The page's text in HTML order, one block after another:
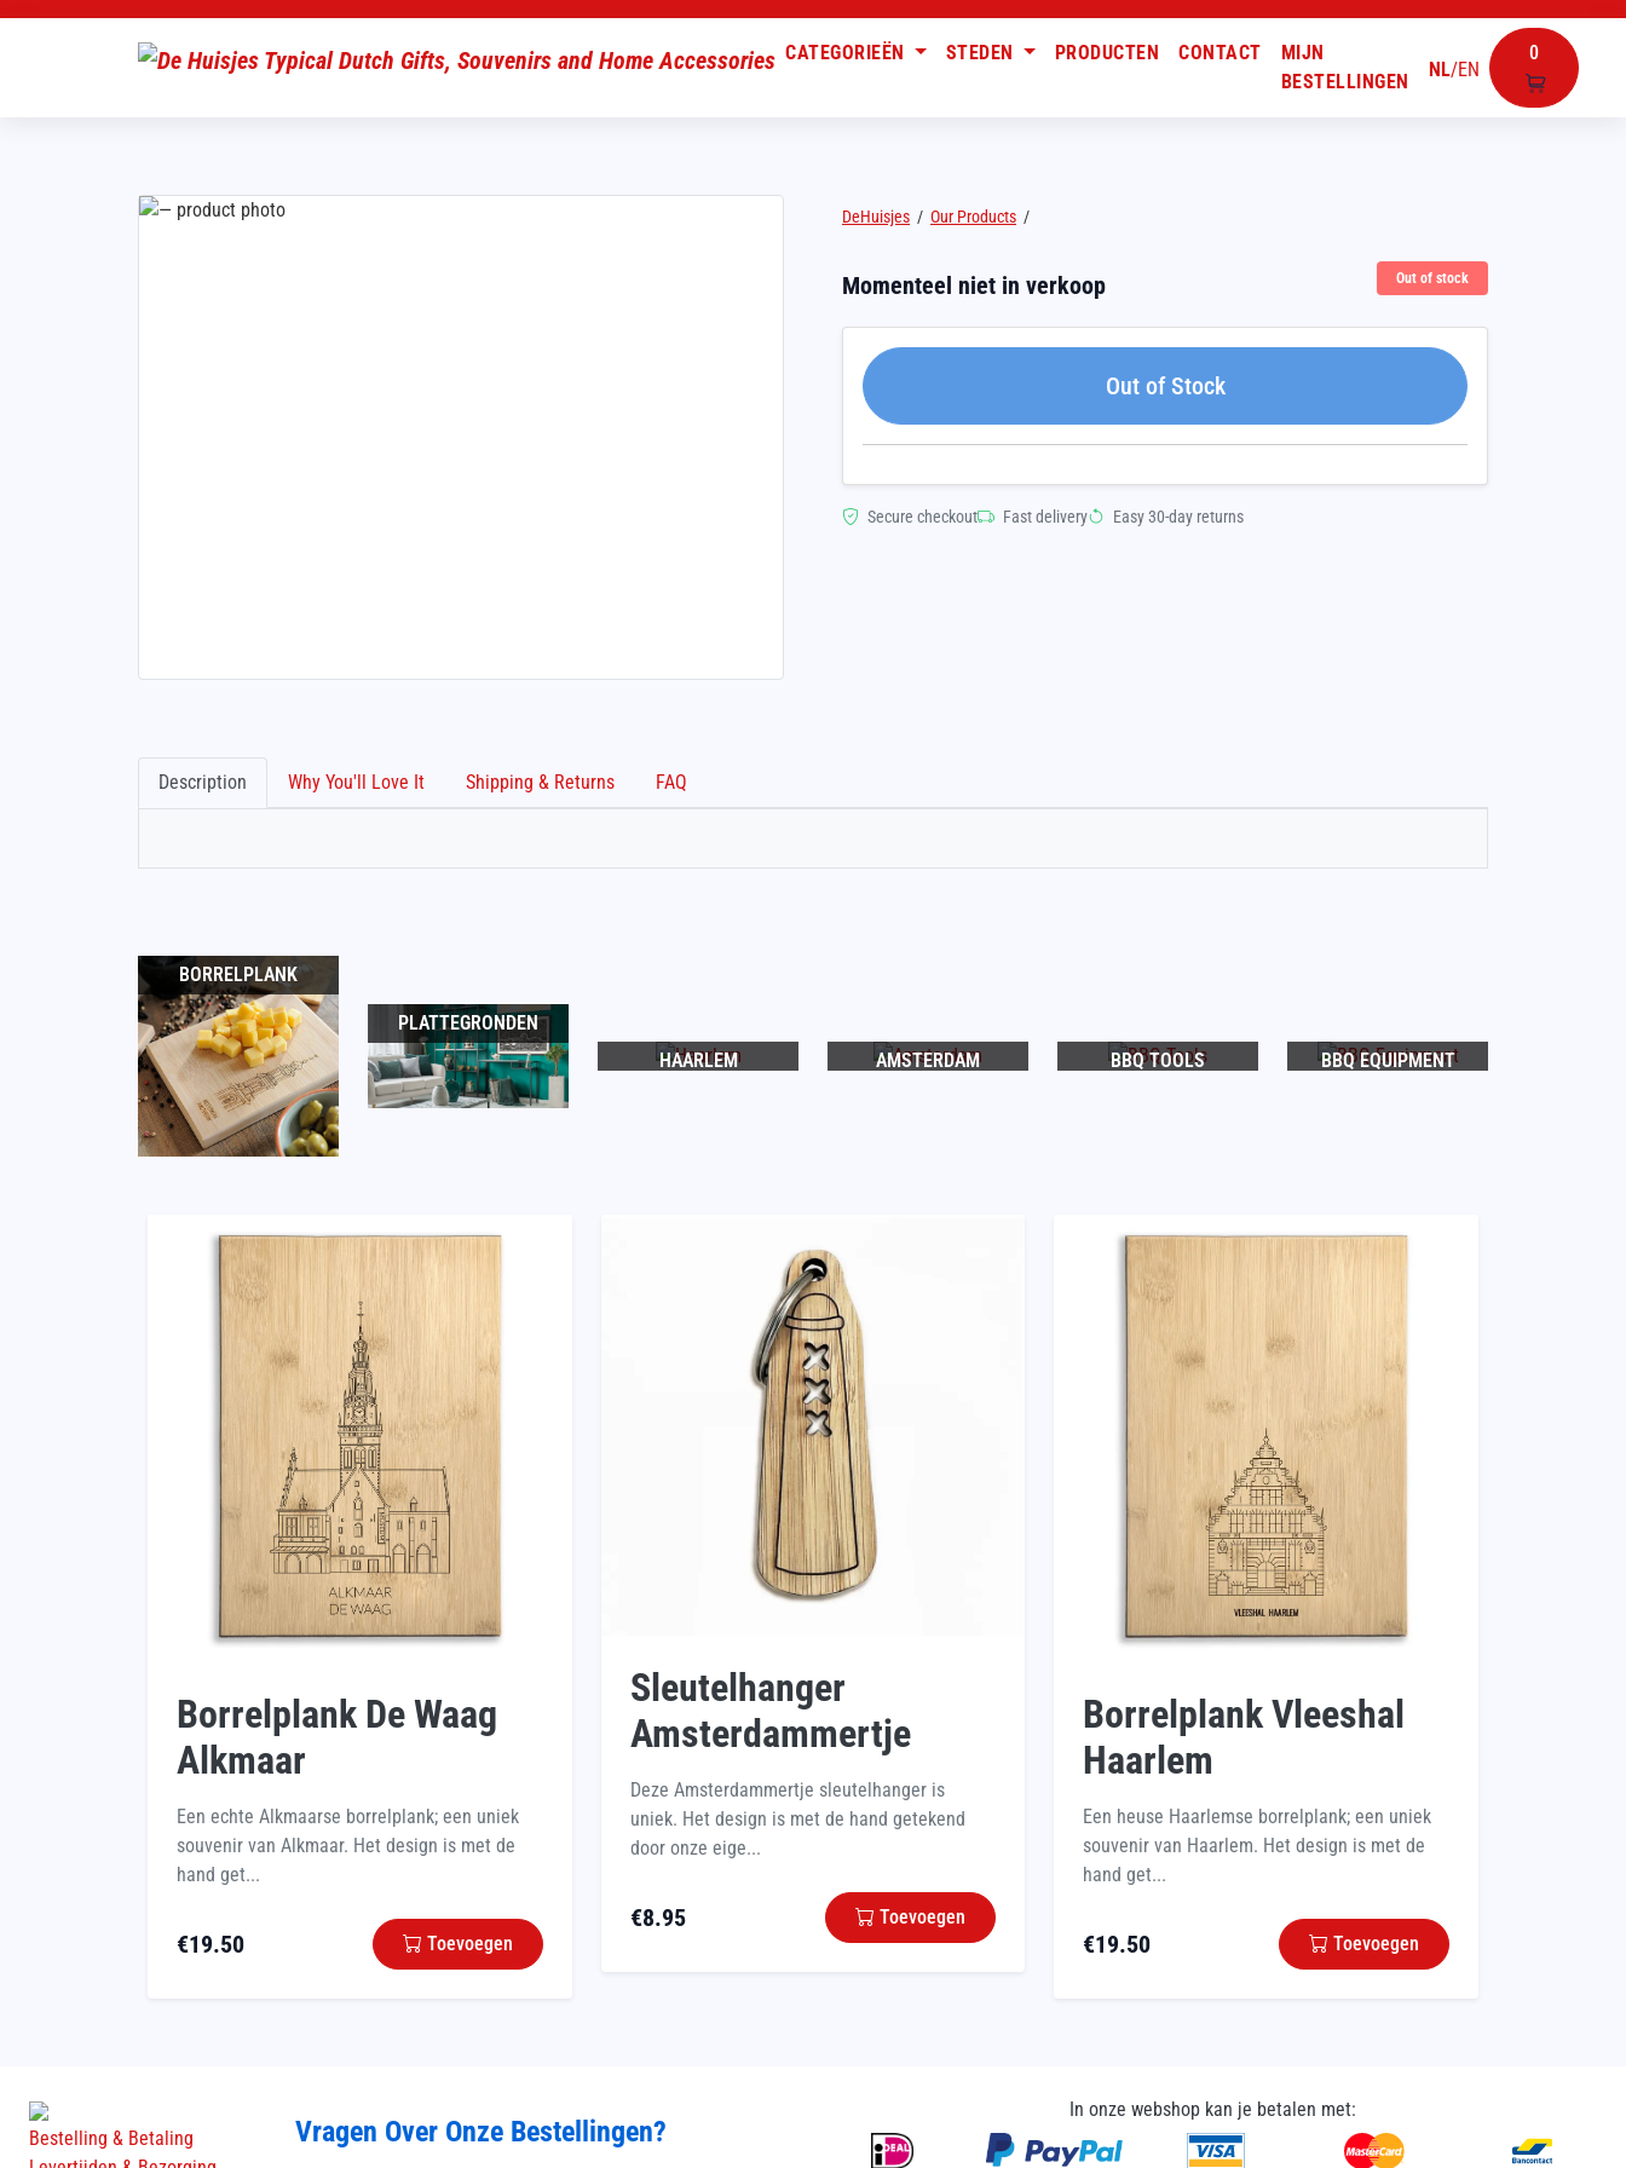
NL/EN
0
CATEGORIEËN STEDEN PRODUCTEN CONTACT
MIJN
BESTELLINGEN
DeHuisjes / Our Products /
Momenteel niet in verkoop Out of stock
Out of Stock
Secure checkout Fast delivery Easy 30-day returns
Description Why You'll Love It Shipping & Returns FAQ
BORRELPLANK
PLATTEGRONDEN
HAARLEM
AMSTERDAM BBQ TOOLS BBQ EQUIPMENT
Borrelplank De Waag
Alkmaar
Een echte Alkmaarse borrelplank; een uniek
souvenir van Alkmaar. Het design is met de
hand get...
€19.50 Toevoegen
Sleutelhanger
Amsterdammertje
Deze Amsterdammertje sleutelhanger is
uniek. Het design is met de hand getekend
door onze eige...
€8.95 Toevoegen
Borrelplank Vleeshal
Haarlem
Een heuse Haarlemse borrelplank; een uniek
souvenir van Haarlem. Het design is met de
hand get...
€19.50 Toevoegen
Bestelling & Betaling
Vragen Over Onze Bestellingen?
In onze webshop kan je betalen met: